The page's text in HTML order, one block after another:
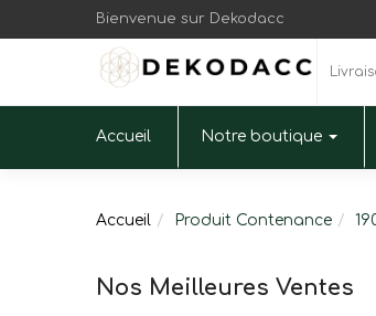
Bienvenue sur Dekodacc
Accueil Notre boutique
Accueil Produit Contenance
Nos Meilleures Ventes